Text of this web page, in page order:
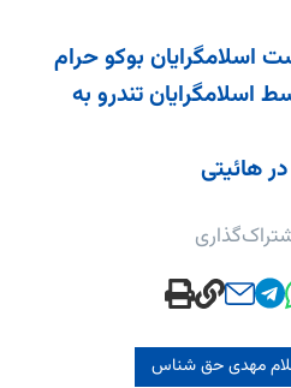
اسلامگرایان بوکو حرام
تندرو به
هائیتی
مهدی حق شناس